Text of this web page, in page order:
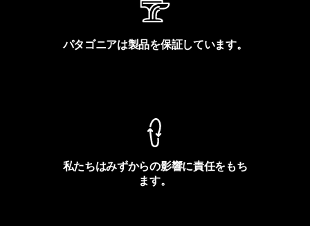
パタゴニアは製品を保証しています。
私たちはみずからの影響に責任をもち
ます。